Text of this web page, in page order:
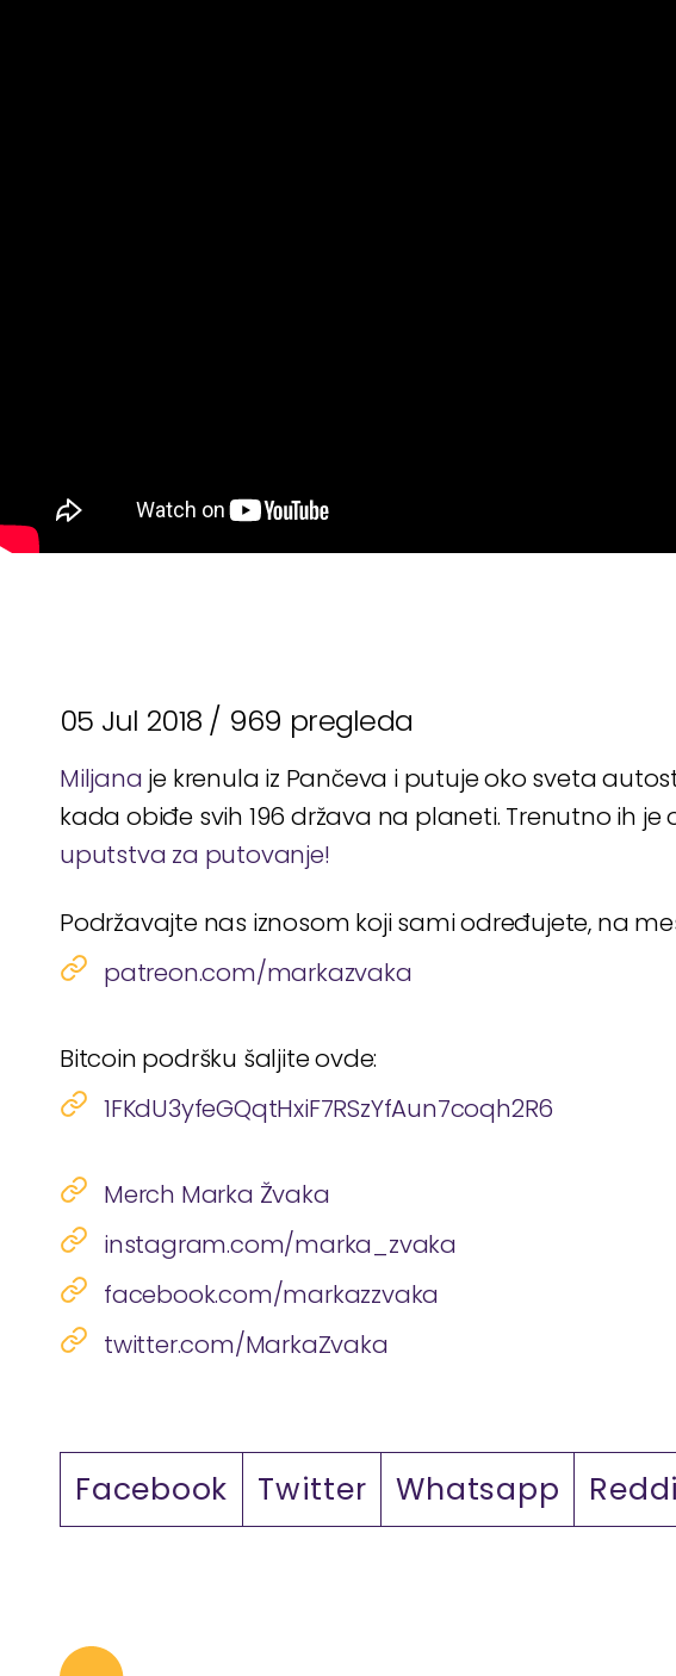
05 Jul 2018 / 969 pregleda
Miljana je krenula iz Pančeva i putuje oko sveta
kada obiđe svih 196 država na planeti. Trenutno ih je
uputstva za putovanje!
Podržavajte nas iznosom koji sami određujete, na
patreon.com/markazvaka
Bitcoin podršku šaljite ovde:
1FKdU3yfeGQqtHxiF7RSzYfAun7coqh2R6
Merch Marka Žvaka
instagram.com/marka_zvaka
facebook.com/markazzvaka
twitter.com/MarkaZvaka
Facebook Twitter Whatsapp